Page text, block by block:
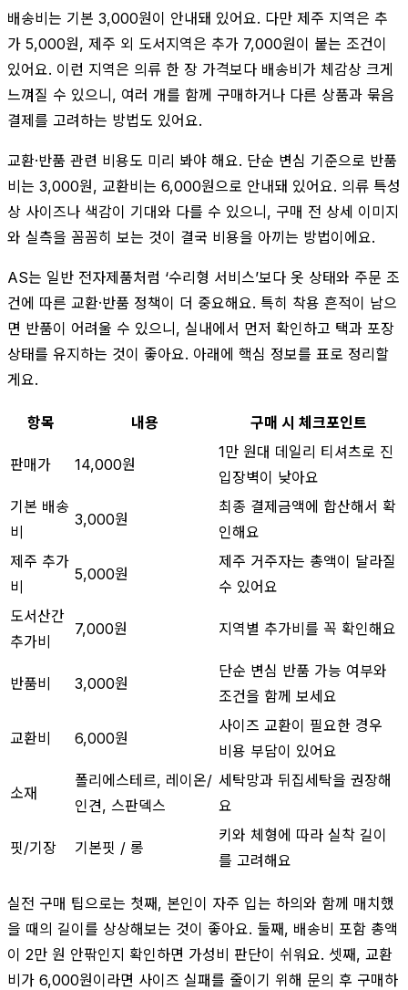
배송비는 기본 3,000원이 안내돼 있어요. 다만 제주 지역은 추
가 5,000원, 제주 외 도서지역은 추가 7,000원이 붙는 조건이
있어요. 이런 지역은 의류 한 장 가격보다 배송비가 체감상 크게
느껴질 수 있으니, 여러 개를 함께 구매하거나 다른 상품과 묶음
결제를 고려하는 방법도 있어요.
교환·반품 관련 비용도 미리 봐야 해요. 단순 변심 기준으로 반품
비는 3,000원, 교환비는 6,000원으로 안내돼 있어요. 의류 특성
상 사이즈나 색감이 기대와 다를 수 있으니, 구매 전 상세 이미지
와 실측을 꼼꼼히 보는 것이 결국 비용을 아끼는 방법이에요.
AS는 일반 전자제품처럼 ‘수리형 서비스’보다 옷 상태와 주문 조
건에 따른 교환·반품 정책이 더 중요해요. 특히 착용 흔적이 남으
면 반품이 어려울 수 있으니, 실내에서 먼저 확인하고 택과 포장
상태를 유지하는 것이 좋아요. 아래에 핵심 정보를 표로 정리할
게요.
항목 내용 구매 시 체크포인트
판매가 14,000원
1만 원대 데일리 티셔츠로 진
입장벽이 낮아요
기본 배송
비
3,000원
최종 결제금액에 합산해서 확
인해요
제주 추가
비
5,000원
제주 거주자는 총액이 달라질
수 있어요
도서산간
추가비
7,000원 지역별 추가비를 꼭 확인해요
반품비 3,000원
단순 변심 반품 가능 여부와
조건을 함께 보세요
교환비 6,000원
사이즈 교환이 필요한 경우
비용 부담이 있어요
소재
폴리에스테르, 레이온/
인견, 스판덱스
세탁망과 뒤집세탁을 권장해
요
핏/기장 기본핏 / 롱
키와 체형에 따라 실착 길이
를 고려해요
실전 구매 팁으로는 첫째, 본인이 자주 입는 하의와 함께 매치했
을 때의 길이를 상상해보는 것이 좋아요. 둘째, 배송비 포함 총액
이 2만 원 안팎인지 확인하면 가성비 판단이 쉬워요. 셋째, 교환
비가 6,000원이라면 사이즈 실패를 줄이기 위해 문의 후 구매하